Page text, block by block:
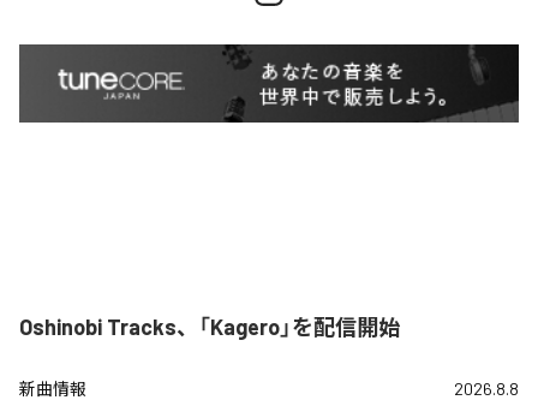
Oshinobi Tracks、「Kagero」を配信開始
新曲情報 2026.8.8